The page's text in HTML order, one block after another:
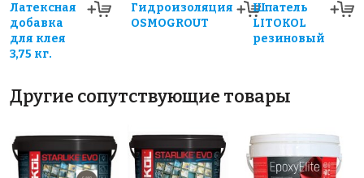
Латексная
добавка
для клея
3,75 кг.
Гидроизоляция
OSMOGROUT
Шпатель
LITOKOL
резиновый
Другие сопутствующие товары